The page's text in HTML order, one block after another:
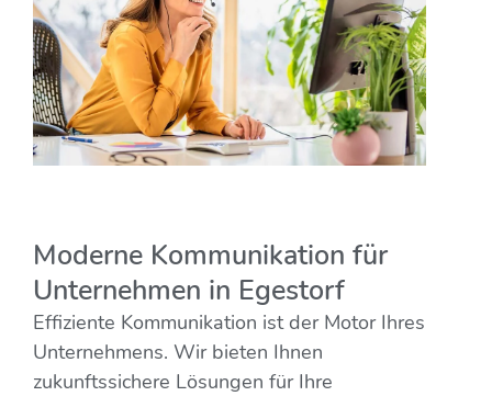
Moderne Kommunikation für
Unternehmen in Egestorf
Effiziente Kommunikation ist der Motor Ihres
Unternehmens. Wir bieten Ihnen
zukunftssichere Lösungen für Ihre